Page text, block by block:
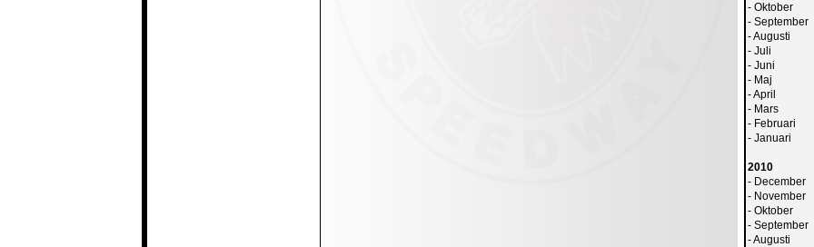
- Oktober
- September
-Augusti
- Juli
- Juni
- Maj
-April
- Mars
- Februari
- Januari
2010
- December
- November
- Oktober
- September
-Augusti